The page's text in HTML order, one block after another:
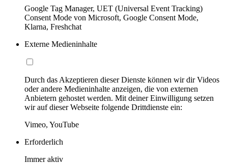
Google Tag Manager, UET (Universal Event Tracking)
Consent Mode von Microsoft, Google Consent Mode,
Klarna, Freshchat
Externe Medieninhalte
Durch das Akzeptieren dieser Dienste können wir dir Videos
oder andere Medieninhalte anzeigen, die von externen
Anbietern gehostet werden. Mit deiner Einwilligung setzen
wir auf dieser Webseite folgende Drittdienste ein:
Vimeo, YouTube
Erforderlich
Immer aktiv